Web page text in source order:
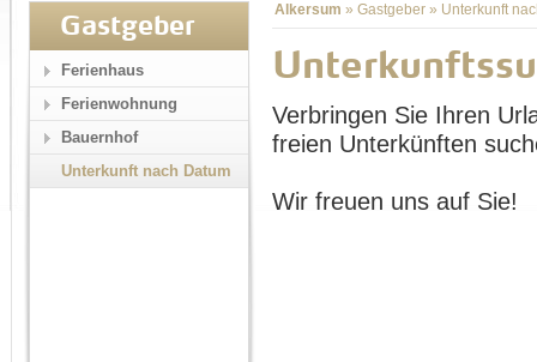
Alkersum » Gastgeber » Unterkunft
Verbringen Sie Ihren
freien Unterkünften
Wir freuen uns auf Sie!
Gastgeber
Ferienhaus
Ferienwohnung
Bauernhof
Unterkunft nach Datum